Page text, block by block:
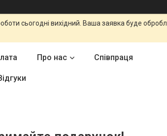
сьогодні вихідний. Ваша заявка буде
Про нас Співпраця